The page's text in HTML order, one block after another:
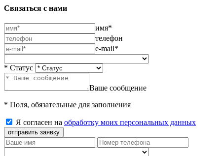
Связаться с нами
имя*
телефон
e-mail*
* Статус
Ваше сообщение
* Поля, обязательные для заполнения
Я согласен на обработку моих персональных данных
отправить заявку